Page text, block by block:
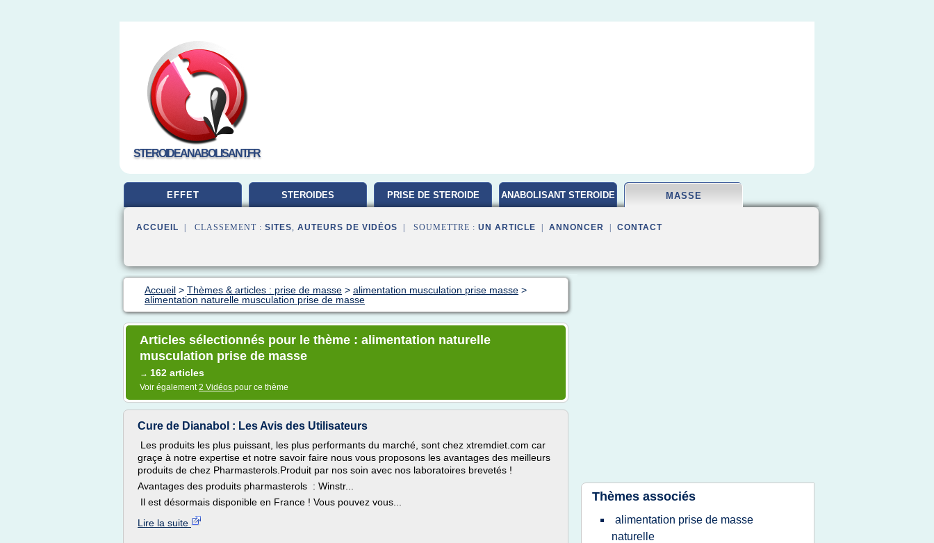
STEROIDEANABOLISANT.FR
EFFET STEROIDES PRISE DE STEROIDE ANABOLISANT STEROIDE MASSE
ACCUEIL | CLASSEMENT : SITES, AUTEURS DE VIDÉOS | SOUMETTRE : UN ARTICLE ANNONCER CONTACT
Accueil > Thèmes & articles : prise de masse > alimentation musculation prise masse >
alimentation naturelle musculation prise de masse
Articles sélectionnés pour le thème : alimentation naturelle
musculation prise de masse
→ 162 articles
Voir également2 Vidéos pour ce thème
Cure de Dianabol : Les Avis des Utilisateurs
Les produits les plus puissant, les plus performants du marché, sont chez xtremdiet.com car
graçe à notre expertise et notre savoir faire nous vous proposons les avantages des meilleurs
produits de chez Pharmasterols.Produit par nos soin avec nos laboratoires brevetés !
Avantages des produits pharmasterols : Winstr...
Il est désormais disponible en France ! Vous pouvez vous...
Lire la suite
Thèmes associés
alimentation prise de masse
naturelle